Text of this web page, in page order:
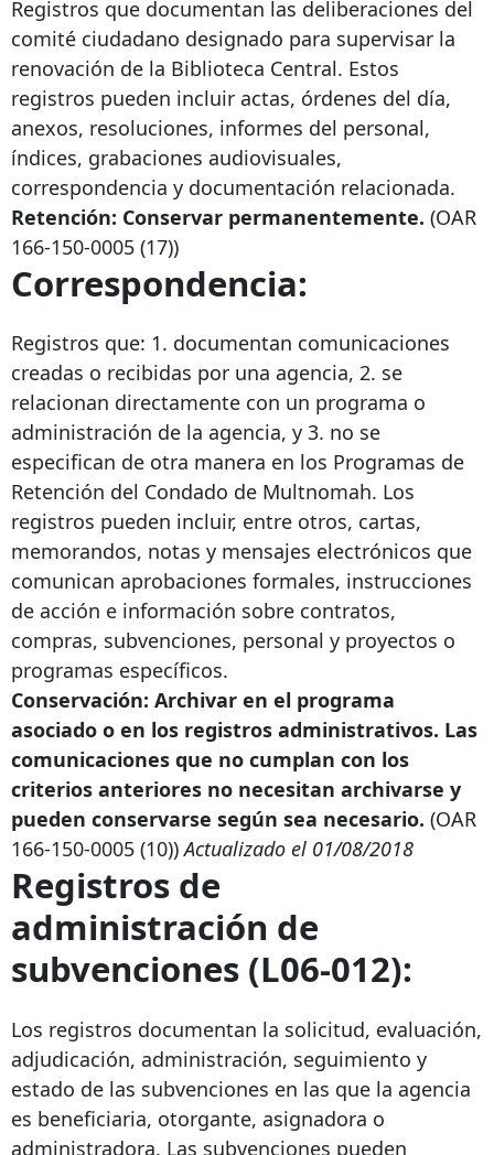
Registros que documentan las deliberaciones del
comité ciudadano designado para supervisar la
renovación de la Biblioteca Central. Estos
registros pueden incluir actas, órdenes del día,
anexos, resoluciones, informes del personal,
índices, grabaciones audiovisuales,
correspondencia y documentación relacionada.
Retención: Conservar permanentemente. (OAR
166-150-0005 (17))
Correspondencia:
Registros que: 1. documentan comunicaciones
creadas o recibidas por una agencia, 2. se
relacionan directamente con un programa o
administración de la agencia, y 3. no se
especifican de otra manera en los Programas de
Retención del Condado de Multnomah. Los
registros pueden incluir, entre otros, cartas,
memorandos, notas y mensajes electrónicos que
comunican aprobaciones formales, instrucciones
de acción e información sobre contratos,
compras, subvenciones, personal y proyectos o
programas específicos.
Conservación: Archivar en el programa
asociado o en los registros administrativos. Las
comunicaciones que no cumplan con los
criterios anteriores no necesitan archivarse y
pueden conservarse según sea necesario. (OAR
166-150-0005 (10))Actualizado el 01/08/2018
Registros de
administración de
subvenciones (L06-012):
Los registros documentan la solicitud, evaluación,
adjudicación, administración, seguimiento y
estado de las subvenciones en las que la agencia
es beneficiaria, otorgante, asignadora o
administradora. Las subvenciones pueden